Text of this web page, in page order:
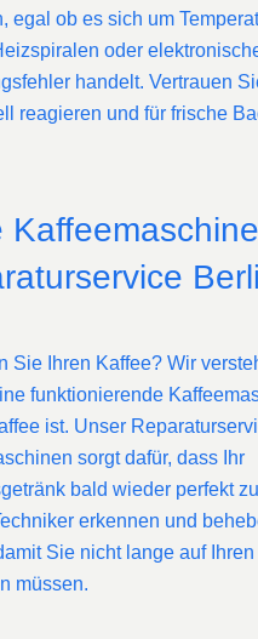
egal ob es sich um
oder
handelt. Vertrauen
reagieren und für frische
Sie Ihren Kaffee? Wir
funktionierende
ist. Unser
sorgt dafür, dass Ihr
bald wieder perfekt
erkennen und
Sie nicht lange auf
müssen.